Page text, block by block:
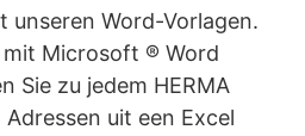
unseren Word-Vorlagen.
Microsoft ® Word
Sie zu jedem HERMA
uit een Excel